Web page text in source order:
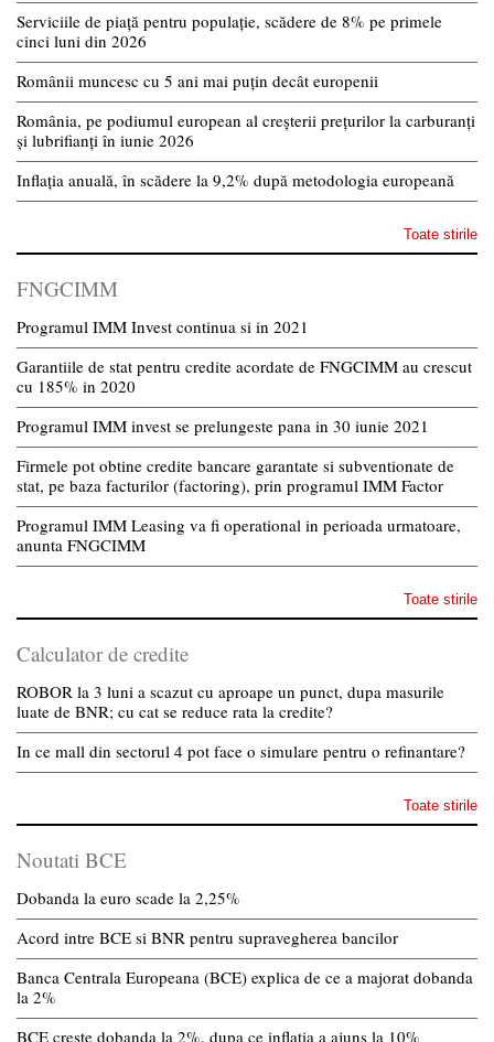
Serviciile de piață pentru populație, scădere de 8% pe primele
cinci luni din 2026
Românii muncesc cu 5 ani mai puțin decât europenii
România, pe podiumul european al creșterii prețurilor la carburanți
și lubrifianți în iunie 2026
Inflația anuală, în scădere la 9,2% după metodologia europeană
Toate stirile
FNGCIMM
Programul IMM Invest continua si in 2021
Garantiile de stat pentru credite acordate de FNGCIMM au crescut
cu 185% in 2020
Programul IMM invest se prelungeste pana in 30 iunie 2021
Firmele pot obtine credite bancare garantate si subventionate de
stat, pe baza facturilor (factoring), prin programul IMM Factor
Programul IMM Leasing va fi operational in perioada urmatoare,
anunta FNGCIMM
Toate stirile
Calculator de credite
ROBOR la 3 luni a scazut cu aproape un punct, dupa masurile
luate de BNR; cu cat se reduce rata la credite?
In ce mall din sectorul 4 pot face o simulare pentru o refinantare?
Toate stirile
Noutati BCE
Dobanda la euro scade la 2,25%
Acord intre BCE si BNR pentru supravegherea bancilor
Banca Centrala Europeana (BCE) explica de ce a majorat dobanda
la 2%
BCE creste dobanda la 2%, dupa ce inflatia a ajuns la 10%